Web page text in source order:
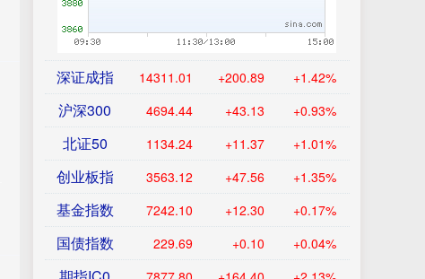
深证成指 14311.01 +200.89 +1.42%
沪深300 4694.44 +43.13 +0.93%
北证50 1134.24 +11.37 +1.01%
创业板指 3563.12 +47.56 +1.35%
基金指数 7242.10 +12.30 +0.17%
国债指数 229.69 +0.10 +0.04%